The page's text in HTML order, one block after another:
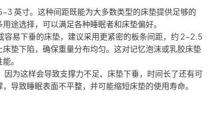
3 英寸。这种间距既能为大多数类型的床垫提供足够的
途选择，可以满足各种睡眠者和床垫偏好。
容易下垂的床垫，建议采用更紧密的板条间距，约 2-2.5
垫下陷，确保重量分布均匀。这对记忆泡沫或乳胶床垫
。
为这样会导致支撑力不足、床垫下垂，时间长了还有可
导致睡眠表面不平整，并可能缩短床垫的使用寿命。